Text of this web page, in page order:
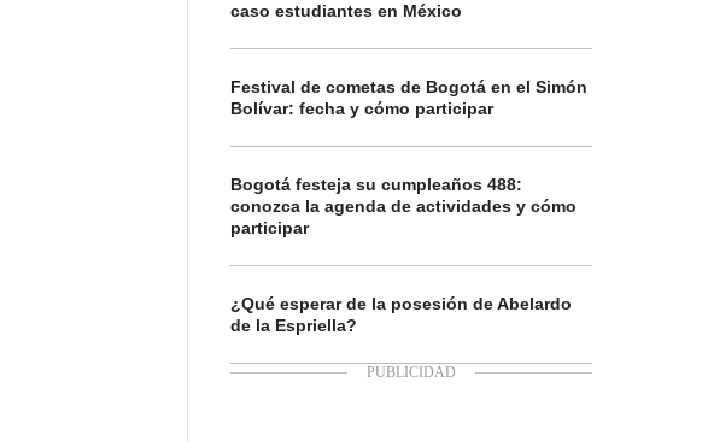
caso estudiantes en México
Festival de cometas de Bogotá en el Simón
Bolívar: fecha y cómo participar
Bogotá festeja su cumpleaños 488:
conozca la agenda de actividades y cómo
participar
¿Qué esperar de la posesión de Abelardo
de la Espriella?